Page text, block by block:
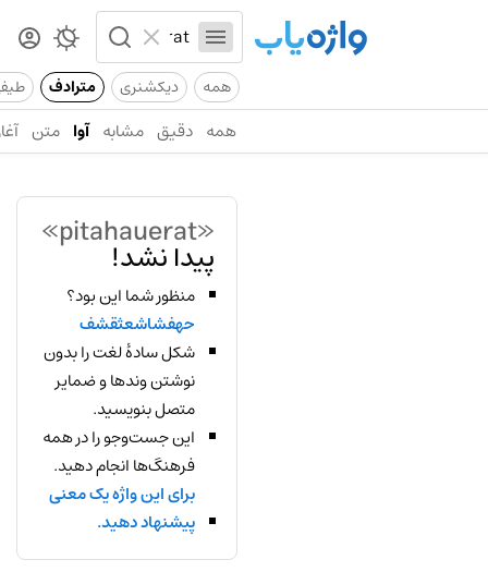
همه دیکشنری مترادف
همه دقیق مشابه آوا متن
«pitahauerat»
پیدا نشد!
منظور شما این بود؟
حهفشاشعثقشف
شکل سادهٔ لغت را بدون
نوشتن وندها و ضمایر
متصل بنویسید.
این جست‌وجو را در همه
فرهنگ‌ها انجام دهید.
برای این واژه یک معنی
پیشنهاد دهید.